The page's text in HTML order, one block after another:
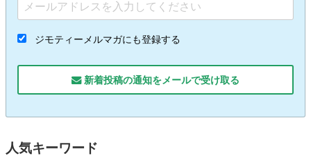
ジモティーメルマガにも登録する
新着投稿の通知をメールで受け取る
人気キーワード